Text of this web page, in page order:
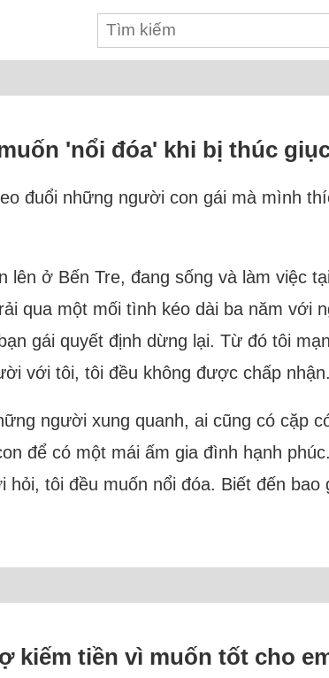
'nổi đóa' khi bị thúc
đuổi những người con gái mà mình
lên ở Bến Tre, đang sống và làm việc
qua một mối tình kéo dài ba năm với
gái quyết định dừng lại. Từ đó tôi
với tôi, tôi đều không được chấp nhận.
người xung quanh, ai cũng có cặp
để có một mái ấm gia đình hạnh
hỏi, tôi đều muốn nổi đóa. Biết đến
kiếm tiền vì muốn tốt cho